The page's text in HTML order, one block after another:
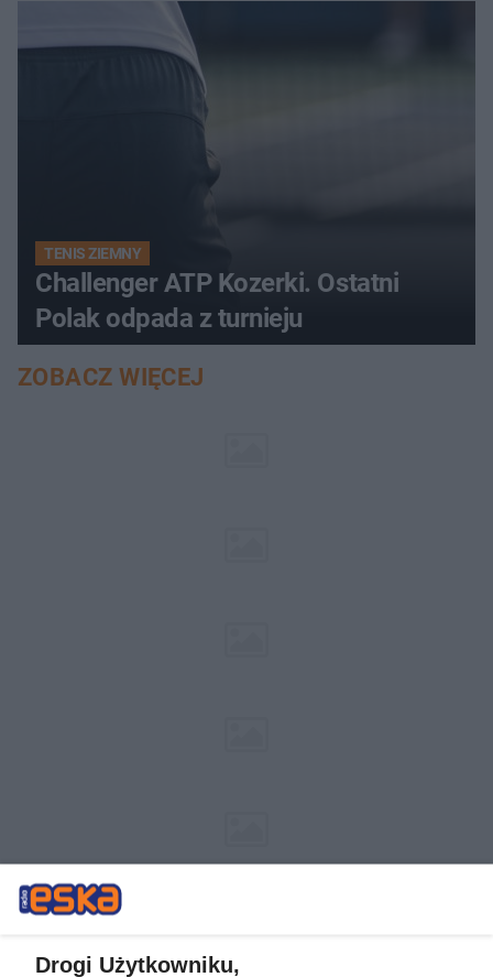
TENIS ZIEMNY
Challenger ATP Kozerki. Ostatni
Polak odpada z turnieju
ZOBACZ WIĘCEJ
Drogi Użytkowniku,